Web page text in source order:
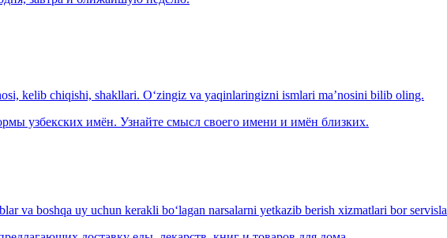
kelib chiqishi, shakllari. O‘zingiz va yaqinlaringizni ismlari ma’nosini bilib oling.
узбекских имён. Узнайте смысл своего имени и имён близких.
va boshqa uy uchun kerakli bo‘lagan narsalarni yetkazib berish xizmatlari bor